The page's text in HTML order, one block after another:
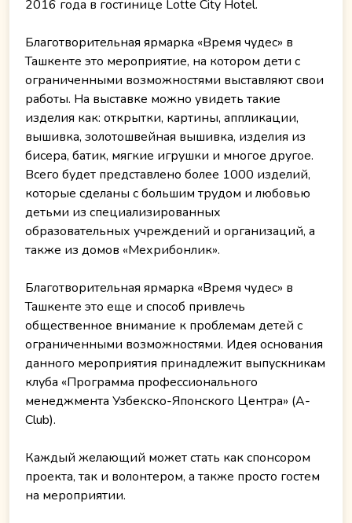
2016 года в гостинице Lotte City Hotel.
Благотворительная ярмарка «Время чудес» в
Ташкенте это мероприятие, на котором дети с
ограниченными возможностями выставляют свои
работы. На выставке можно увидеть такие
изделия как: открытки, картины, аппликации,
вышивка, золотошвейная вышивка, изделия из
бисера, батик, мягкие игрушки и многое другое.
Всего будет представлено более 1000 изделий,
которые сделаны с большим трудом и любовью
детьми из специализированных
образовательных учреждений и организаций, а
также из домов «Мехрибонлик».
Благотворительная ярмарка «Время чудес» в
Ташкенте это еще и способ привлечь
общественное внимание к проблемам детей с
ограниченными возможностями. Идея основания
данного мероприятия принадлежит выпускникам
клуба «Программа профессионального
менеджмента Узбекско-Японского Центра» (A-
Club).
Каждый желающий может стать как спонсором
проекта, так и волонтером, а также просто гостем
на мероприятии.